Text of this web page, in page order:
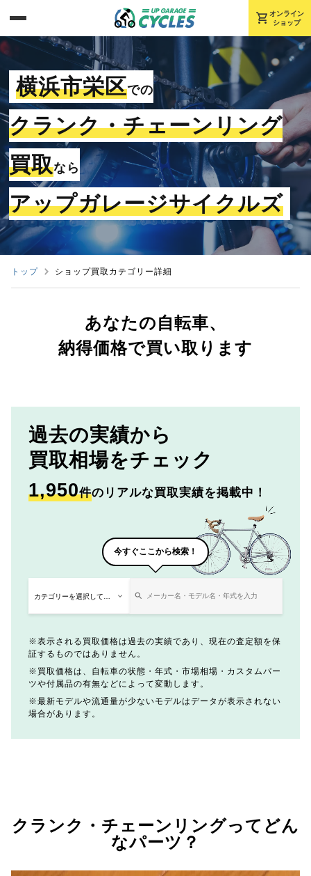
shopping_cart オンライン
ショップ
横浜市栄区での
クランク・チェーンリング
買取なら
アップガレージサイクルズ
トップ ショップ買取カテゴリー詳細
あなたの自転車、
納得価格で買い取ります
過去の実績から
買取相場をチェック
1,950件のリアルな買取実績を掲載中！
今すぐここから検索！
表示される買取価格は過去の実績であり、現在の査定額を保
証するものではありません。
買取価格は、自転車の状態・年式・市場相場・カスタムパー
ツや付属品の有無などによって変動します。
最新モデルや流通量が少ないモデルはデータが表示されない
場合があります。
クランク・チェーンリングってどん
なパーツ？